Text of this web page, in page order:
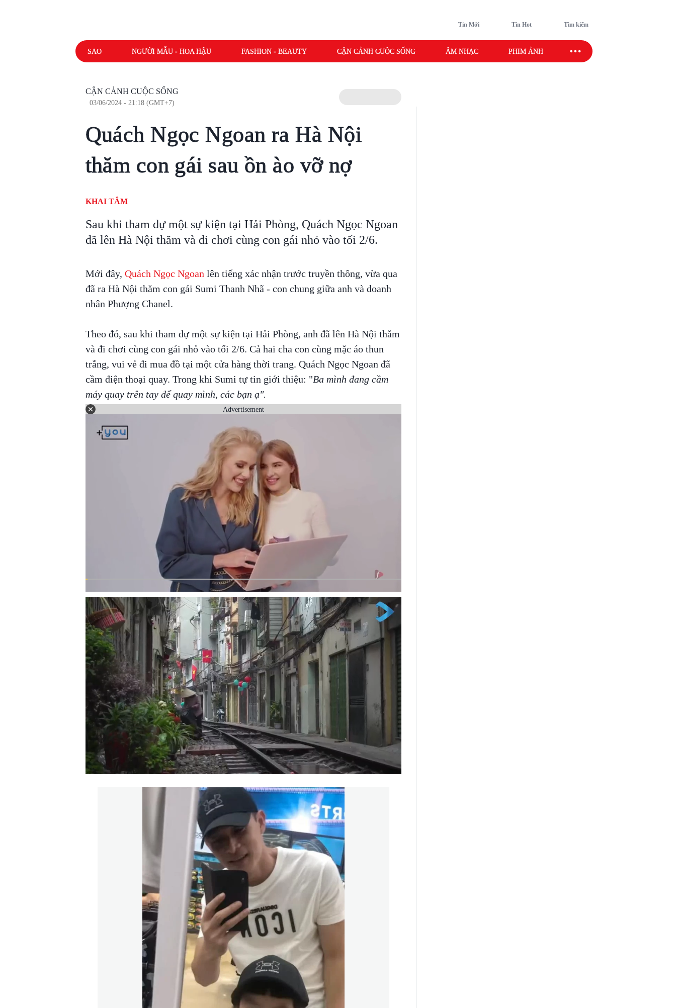
Tin Mới Tin Hot Tìm kiếm
SAO NGƯỜI MẪU - HOA HẬU FASHION - BEAUTY CẬN CẢNH CUỘC SỐNG ÂM NHẠC PHIM ẢNH SAO SPORT
CẬN CẢNH CUỘC SỐNG
03/06/2024 - 21:18 (GMT+7)
Quách Ngọc Ngoan ra Hà Nội
thăm con gái sau ồn ào vỡ nợ
KHAI TÂM
Sau khi tham dự một sự kiện tại Hải Phòng, Quách Ngọc Ngoan
đã lên Hà Nội thăm và đi chơi cùng con gái nhỏ vào tối 2/6.
Mới đây, Quách Ngọc Ngoan lên tiếng xác nhận trước truyền thông, vừa qua
đã ra Hà Nội thăm con gái Sumi Thanh Nhã - con chung giữa anh và doanh
nhân Phượng Chanel.
Theo đó, sau khi tham dự một sự kiện tại Hải Phòng, anh đã lên Hà Nội thăm
và đi chơi cùng con gái nhỏ vào tối 2/6. Cả hai cha con cùng mặc áo thun
trắng, vui vẻ đi mua đồ tại một cửa hàng thời trang. Quách Ngọc Ngoan đã
cầm điện thoại quay. Trong khi Sumi tự tin giới thiệu: "Ba mình đang cầm
máy quay trên tay để quay mình, các bạn ạ".
Advertisement